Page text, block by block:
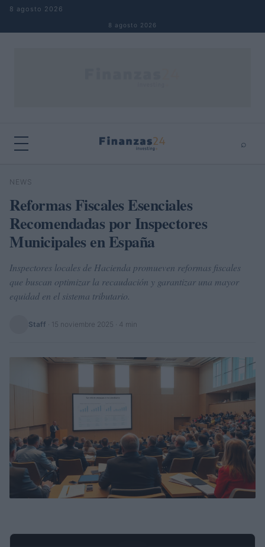
Saltar al contenido
8 agosto 2026
8 agosto 2026
⌕
Buscar
NEWS
Reformas Fiscales Esenciales
Recomendadas por Inspectores
Municipales en España
Inspectores locales de Hacienda promueven reformas fiscales
que buscan optimizar la recaudación y garantizar una mayor
equidad en el sistema tributario.
Staff 15 noviembre 2025 · 4 min